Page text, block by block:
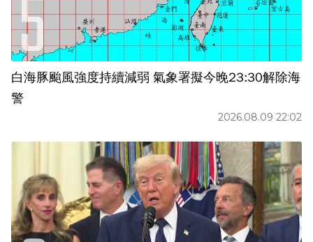
白海豚颱風強度持續減弱 氣象署擬今晚23:30解除海
警
2026.08.09 22:02